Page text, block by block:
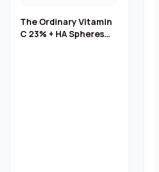
The Ordinary Vitamin
C 23% + HA Spheres